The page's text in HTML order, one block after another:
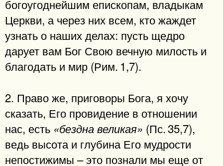
богоугоднейшим епископам, владыкам
Церкви, а через них всем, кто жаждет
узнать о наших делах: пусть щедро
дарует вам Бог Свою вечную милость и
благодать и мир (Рим. 1,7).
2. Право же, приговоры Бога, я хочу
сказать, Его провидение в отношении
нас, есть «бездна великая» (Пс. 35,7),
ведь высота и глубина Его мудрости
непостижимы – это познали мы еще от